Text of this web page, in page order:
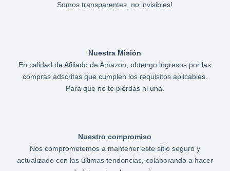
Somos transparentes, no invisibles!
Nuestra Misión
En calidad de Afiliado de Amazon, obtengo ingresos por las
compras adscritas que cumplen los requisitos aplicables.
Para que no te pierdas ni una.
Nuestro compromiso
Nos comprometemos a mantener este sitio seguro y
actualizado con las últimas tendencias, colaborando a hacer